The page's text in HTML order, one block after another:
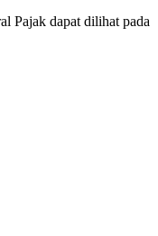
Pajak dapat dilihat pada